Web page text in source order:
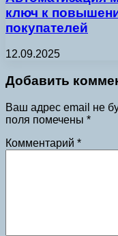
ключ к
покупателей
12.09.2025
Добавить
Ваш адрес email не
поля помечены *
Комментарий *